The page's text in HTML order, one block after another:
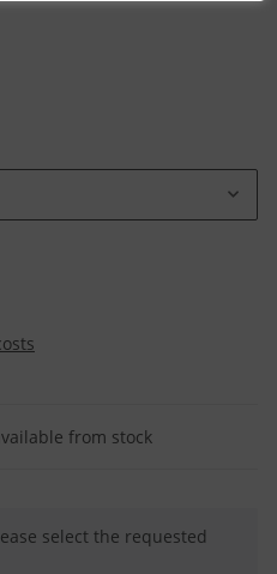
from stock
select the requested